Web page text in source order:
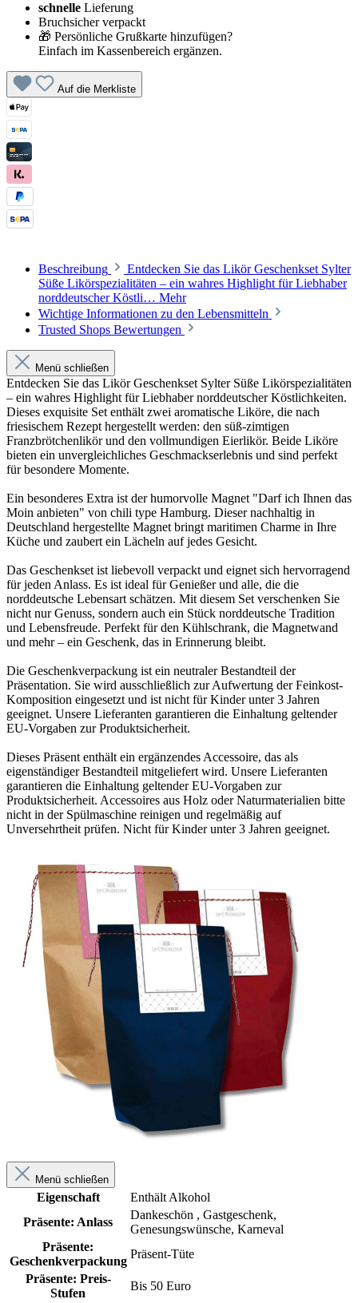
schnelle Lieferung
Bruchsicher verpackt
🎁 Persönliche Grußkarte hinzufügen?
Einfach im Kassenbereich ergänzen.
Auf die Merkliste
Beschreibung
Entdecken Sie das Likör Geschenkset Sylter
Süße Likörspezialitäten – ein wahres Highlight für Liebhaber
norddeutscher Köstli… Mehr
Wichtige Informationen zu den Lebensmitteln
Trusted Shops Bewertungen
Menü schließen
Entdecken Sie das Likör Geschenkset Sylter Süße Likörspezialitäten
– ein wahres Highlight für Liebhaber norddeutscher Köstlichkeiten.
Dieses exquisite Set enthält zwei aromatische Liköre, die nach
friesischem Rezept hergestellt werden: den süß-zimtigen
Franzbrötchenlikör und den vollmundigen Eierlikör. Beide Liköre
bieten ein unvergleichliches Geschmackserlebnis und sind perfekt
für besondere Momente.
Ein besonderes Extra ist der humorvolle Magnet "Darf ich Ihnen das
Moin anbieten" von chili type Hamburg. Dieser nachhaltig in
Deutschland hergestellte Magnet bringt maritimen Charme in Ihre
Küche und zaubert ein Lächeln auf jedes Gesicht.
Das Geschenkset ist liebevoll verpackt und eignet sich hervorragend
für jeden Anlass. Es ist ideal für Genießer und alle, die die
norddeutsche Lebensart schätzen. Mit diesem Set verschenken Sie
nicht nur Genuss, sondern auch ein Stück norddeutsche Tradition
und Lebensfreude. Perfekt für den Kühlschrank, die Magnetwand
und mehr – ein Geschenk, das in Erinnerung bleibt.
Die Geschenkverpackung ist ein neutraler Bestandteil der
Präsentation. Sie wird ausschließlich zur Aufwertung der Feinkost-
Komposition eingesetzt und ist nicht für Kinder unter 3 Jahren
geeignet. Unsere Lieferanten garantieren die Einhaltung geltender
EU-Vorgaben zur Produktsicherheit.
Dieses Präsent enthält ein ergänzendes Accessoire, das als
eigenständiger Bestandteil mitgeliefert wird. Unsere Lieferanten
garantieren die Einhaltung geltender EU-Vorgaben zur
Produktsicherheit. Accessoires aus Holz oder Naturmaterialien bitte
nicht in der Spülmaschine reinigen und regelmäßig auf
Unversehrtheit prüfen. Nicht für Kinder unter 3 Jahren geeignet.
Menü schließen
Eigenschaft
Enthält Alkohol
Präsente: Anlass
Dankeschön , Gastgeschenk,
Genesungswünsche, Karneval
Präsente:
Geschenkverpackung
Präsent-Tüte
Präsente: Preis-
Stufen
Bis 50 Euro